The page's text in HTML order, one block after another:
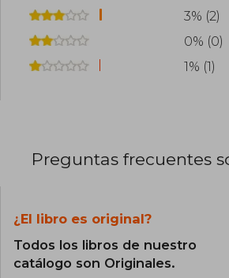
3% (2)
0% (0)
1% (1)
Preguntas frecuentes
¿El libro es original?
Todos los libros de nuestro
catálogo son Originales.